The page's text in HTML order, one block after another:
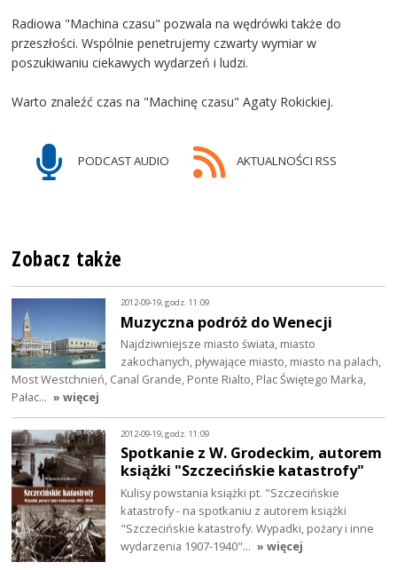
Radiowa "Machina czasu" pozwala na wędrówki także do
przeszłości. Wspólnie penetrujemy czwarty wymiar w
poszukiwaniu ciekawych wydarzeń i ludzi.
Warto znaleźć czas na "Machinę czasu" Agaty Rokickiej.
PODCAST AUDIO AKTUALNOŚCI RSS
Zobacz także
2012-09-19, godz. 11:09
Muzyczna podróż do Wenecji
Najdziwniejsze miasto świata, miasto
zakochanych, pływające miasto, miasto na palach,
Most Westchnień, Canal Grande, Ponte Rialto, Plac Świętego Marka,
Pałac… » więcej
2012-09-19, godz. 11:09
Spotkanie z W. Grodeckim, autorem
książki "Szczecińskie katastrofy"
Kulisy powstania książki pt. "Szczecińskie
katastrofy - na spotkaniu z autorem książki
"Szczecińskie katastrofy. Wypadki, pożary i inne
wydarzenia 1907-1940"… » więcej